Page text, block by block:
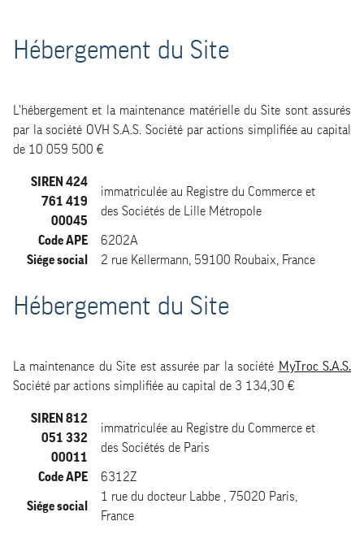
Hébergement du Site
L'hébergement et la maintenance matérielle du Site sont assurés
par la société OVH S.A.S. Société par actions simplifiée au capital
de 10 059 500 €
SIREN 424
761 419
00045
immatriculée au Registre du Commerce et
des Sociétés de Lille Métropole
Code APE
6202A
Siége social
2 rue Kellermann, 59100 Roubaix, France
Hébergement du Site
La maintenance du Site est assurée par la société MyTroc S.A.S.
Société par actions simplifiée au capital de 3 134,30 €
SIREN 812
051 332
00011
immatriculée au Registre du Commerce et
des Sociétés de Paris
Code APE 6312Z
Siége social
1 rue du docteur Labbe , 75020 Paris,
France